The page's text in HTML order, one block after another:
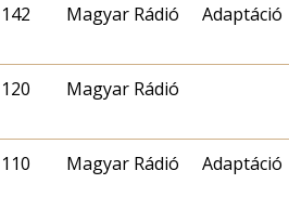
142 Magyar Rádió Adaptáció
120 Magyar Rádió
110 Magyar Rádió Adaptáció